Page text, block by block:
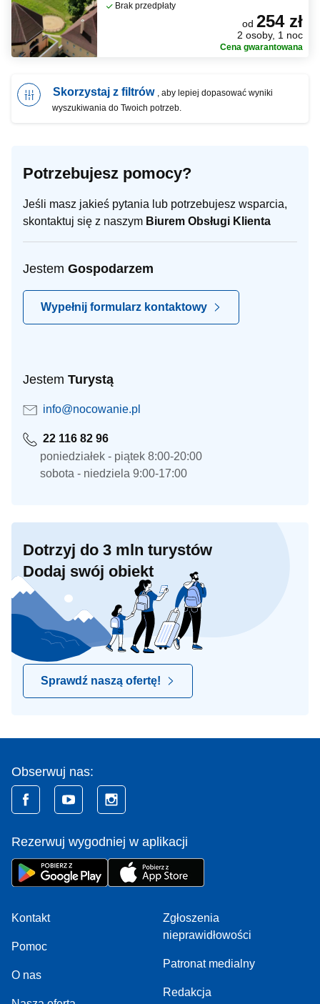
Brak przedpłaty
od 254 zł
2 osoby, 1 noc
Cena gwarantowana
Skorzystaj z filtrów , aby lepiej dopasować wyniki
wyszukiwania do Twoich potrzeb.
Potrzebujesz pomocy?
Jeśli masz jakieś pytania lub potrzebujesz wsparcia,
skontaktuj się z naszym Biurem Obsługi Klienta
Jestem Gospodarzem
Wypełnij formularz kontaktowy
Jestem Turystą
info@nocowanie.pl
22 116 82 96
poniedziałek - piątek 8:00-20:00
sobota - niedziela 9:00-17:00
Dotrzyj do 3 mln turystów
Dodaj swój obiekt
Sprawdź naszą ofertę!
Obserwuj nas:
Rezerwuj wygodniej w aplikacji
Kontakt
Pomoc
O nas
Zgłoszenia
nieprawidłowości
Patronat medialny
Redakcja